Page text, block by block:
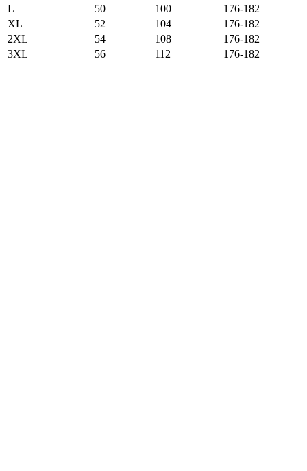
L
50 100
176-182
XL
52 104
176-182
2XL
54 108
176-182
3XL
56 112 176-182